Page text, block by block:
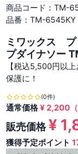
商品コード： TM-
品番： TM-6545KY
ミワックス プ
プダイナソー
【税込5,500円以
保護に！
(0件)
通常価格¥ 2,200
販売価格¥
獲得予定ポイント